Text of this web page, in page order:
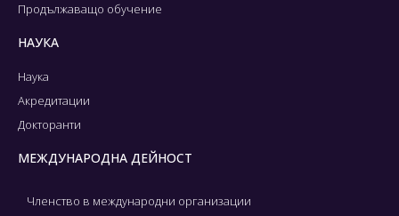
Продължаващо обучение
НАУКА
Наука
Акредитации
Докторанти
МЕЖДУНАРОДНА ДЕЙНОСТ
Членство в международни организации